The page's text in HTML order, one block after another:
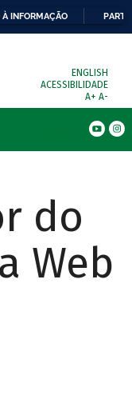
À INFORMAÇÃO
ENGLISH
ACESSIBILIDADE
A+ A-
do
Web